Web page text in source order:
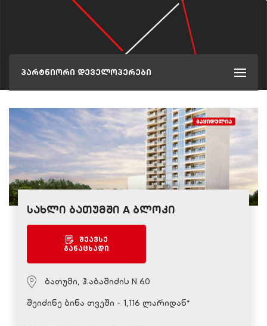
პარტნიორი დეველოპერები
სახლი ბათუმში A ბლოკი
შეავსე
განაცხადი
ბათუმი, ჰ.აბაშიძის N 60
შეიძინე ბინა თვეში - 1,116 ლარიდან*